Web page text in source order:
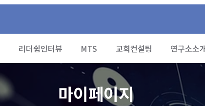
목회준비
성탄
리더쉽인터뷰 MTS 교회컨설팅 연구소소
마이페이지